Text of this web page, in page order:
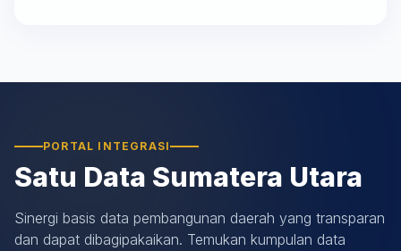
PORTAL INTEGRASI
Satu Data Sumatera Utara
Sinergi basis data pembangunan daerah yang transparan
dan dapat dibagipakaikan. Temukan kumpulan data